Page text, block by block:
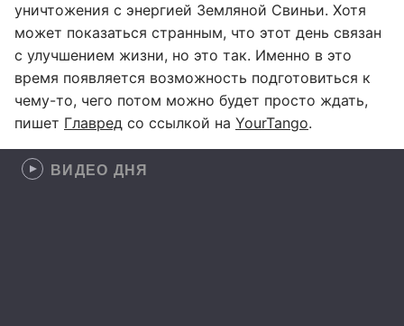
уничтожения с энергией Земляной Свиньи. Хотя
может показаться странным, что этот день связан
с улучшением жизни, но это так. Именно в это
время появляется возможность подготовиться к
чему-то, чего потом можно будет просто ждать,
пишет Главред со ссылкой на YourTango.
ВИДЕО ДНЯ